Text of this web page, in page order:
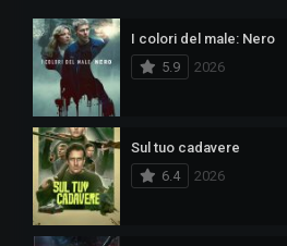
I colori del male: Nero
5.9
2026
Sul tuo cadavere
6.4
2026